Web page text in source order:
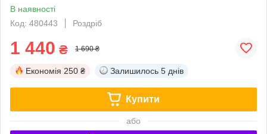
В наявності
Код: 480443
Роздріб
1 440 ₴ 1 690 ₴
Економія 250 ₴ Залишилось 5 днів
Купити
або